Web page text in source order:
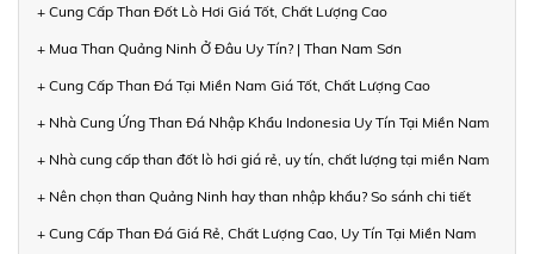
+ Cung Cấp Than Đốt Lò Hơi Giá Tốt, Chất Lượng Cao
+ Mua Than Quảng Ninh Ở Đâu Uy Tín? | Than Nam Sơn
+ Cung Cấp Than Đá Tại Miền Nam Giá Tốt, Chất Lượng Cao
+ Nhà Cung Ứng Than Đá Nhập Khẩu Indonesia Uy Tín Tại Miền Nam
+ Nhà cung cấp than đốt lò hơi giá rẻ, uy tín, chất lượng tại miền Nam
+ Nên chọn than Quảng Ninh hay than nhập khẩu? So sánh chi tiết
+ Cung Cấp Than Đá Giá Rẻ, Chất Lượng Cao, Uy Tín Tại Miền Nam